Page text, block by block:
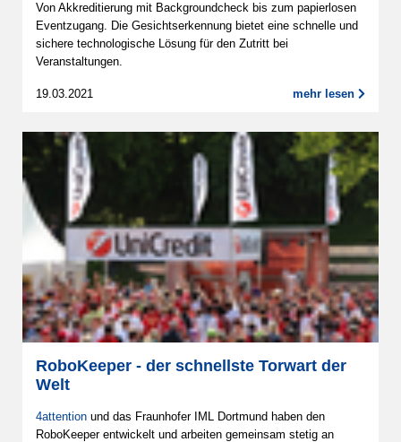
Von Akkreditierung mit Backgroundcheck bis zum papierlosen
Eventzugang. Die Gesichtserkennung bietet eine schnelle und
sichere technologische Lösung für den Zutritt bei
Veranstaltungen.
19.03.2021 mehr lesen
RoboKeeper - der schnellste Torwart der
Welt
4attention und das Fraunhofer IML Dortmund haben den
RoboKeeper entwickelt und arbeiten gemeinsam stetig an